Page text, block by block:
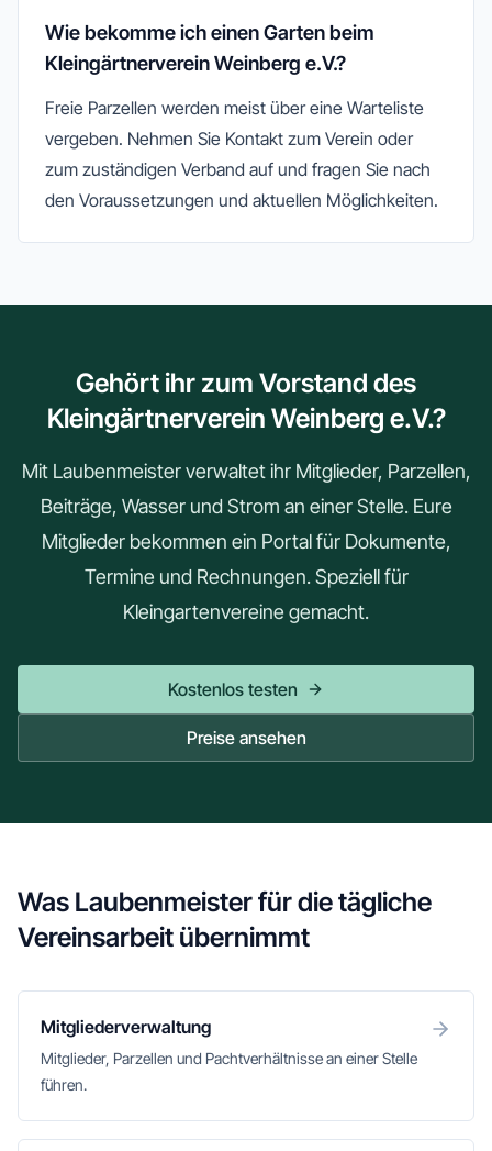
Wie bekomme ich einen Garten beim
Kleingärtnerverein Weinberg e.V.?
Freie Parzellen werden meist über eine Warteliste
vergeben. Nehmen Sie Kontakt zum Verein oder
zum zuständigen Verband auf und fragen Sie nach
den Voraussetzungen und aktuellen Möglichkeiten.
Gehört ihr zum Vorstand des
Kleingärtnerverein Weinberg e.V.?
Mit Laubenmeister verwaltet ihr Mitglieder, Parzellen,
Beiträge, Wasser und Strom an einer Stelle. Eure
Mitglieder bekommen ein Portal für Dokumente,
Termine und Rechnungen. Speziell für
Kleingartenvereine gemacht.
Kostenlos testen
Preise ansehen
Was Laubenmeister für die tägliche
Vereinsarbeit übernimmt
Mitgliederverwaltung
Mitglieder, Parzellen und Pachtverhältnisse an einer Stelle
führen.